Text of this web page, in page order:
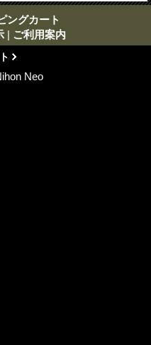
ングカート
| ご利用案内
Neo